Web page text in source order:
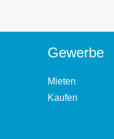
Gewerbe
Mieten
Kaufen